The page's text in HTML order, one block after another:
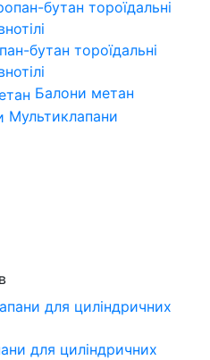
бутан тороїдальні
Балони метан
Мультиклапани
для циліндричних